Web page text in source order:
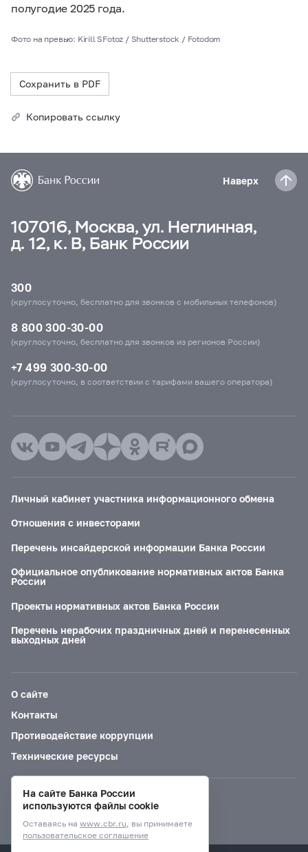
полугодие 2025 года.
Фото на превью: Kirill SFotoz / Shutterstock / Fotodom
Сохранить в PDF
Копировать ссылку
Наверх
107016, Москва, ул. Неглинная,
д. 12, к. В, Банк России
300
(круглосуточно, бесплатно для звонков с мобильных телефонов)
8 800 300-30-00
(круглосуточно, бесплатно для звонков из регионов России)
+7 499 300-30-00
(круглосуточно, в соответствии с тарифами вашего оператора)
Личный кабинет участника информационного обмена
Отношения с инвесторами
Перечень инсайдерской информации Банка России
Официальное опубликование нормативных актов Банка
России
Проекты нормативных актов Банка России
Перечень нерабочих праздничных дней и перенесенных
выходных дней
О сайте
Контакты
Противодействие коррупции
Технические ресурсы
Версия для слабовидящих
На сайте Банка России
используются файлы cookie
Оставаясь на www.cbr.ru, вы принимаете
пользовательское соглашение